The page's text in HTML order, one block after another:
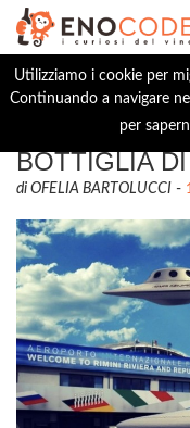
Utilizziamo i cookie per
Continuando a navigare
per
GITE E PIC-
BOTTIGLIA
di OFELIA BARTOLUCCI -